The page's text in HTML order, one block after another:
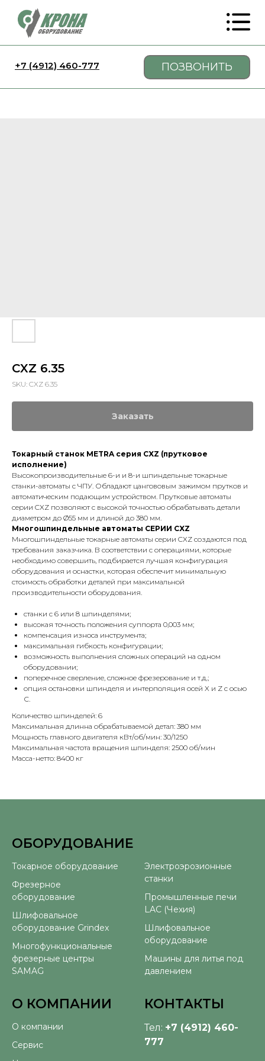
+7 (4912) 460-777 ПОЗВОНИТЬ
CXZ 6.35
SKU: CXZ 6.35
Заказать
Токарный станок METRA серия CXZ (прутковое
исполнение)
Высокопроизводительные 6-и и 8-и шпиндельные токарные
станки-автоматы с ЧПУ. Обладают цангововым зажимом прутков и
автоматическим подающим устройством. Прутковые автоматы
серии CXZ позволяют с высокой точностью обрабатывать детали
диаметром до Ø55 мм и длиной до 380 мм.
Многошпиндельные автоматы СЕРИИ CXZ
Многошпиндельные токарные автоматы серии CXZ создаются под
требования заказчика. В соответствии с операциями, которые
необходимо совершить, подбирается лучшая конфигурация
оборудования и оснастки, которая обеспечит минимальную
стоимость обработки деталей при максимальной
производительности оборудования.
станки с 6 или 8 шпинделями;
высокая точность положения суппорта 0,003 мм;
компенсация износа инструмента;
максимальная гибкость конфигурации;
возможность выполнения сложных операций на одном
оборудовании;
поперечное сверление, сложное фрезерование и т.д.;
опция остановки шпинделя и интерполяция осей X и Z с осью
С.
Количество шпинделей: 6
Максимальная длинна обрабатываемой детал: 380 мм
Мощность главного двигателя кВт/об/мин: 30/1250
Максимальная частота вращения шпинделя: 2500 об/мин
Масса-нетто: 8400 кг
ОБОРУДОВАНИЕ
Токарное оборудование
Фрезерное
оборудование
Шлифовальное
оборудование Grindex
Многофункциональные
фрезерные центры
SAMAG
Электроэрозионные
станки
Промышленные печи
LAC (Чехия)
Шлифовальное
оборудование
Машины для литья под
давлением
О КОМПАНИИ
О компании
Сервис
КОНТАКТЫ
Тел: +7 (4912) 460-
777